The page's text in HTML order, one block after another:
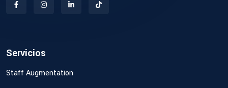
Servicios
Staff Augmentation